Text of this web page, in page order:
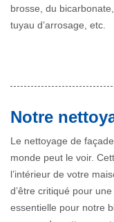
brosse, du
tuyau d’arrosage, etc.
Notre
Le nettoyage de
monde peut le voir.
l’intérieur de votre
d’être critiqué pour
essentielle pour notre